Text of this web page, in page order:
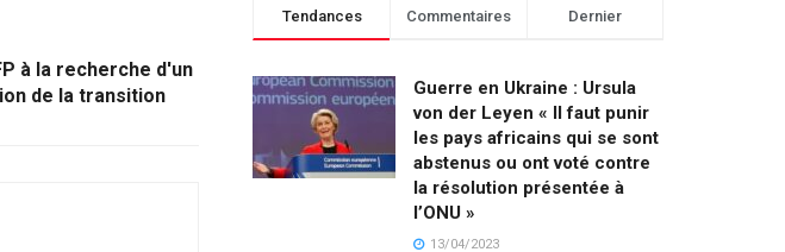
à la recherche d'un
de la transition
Tendances Commentaires Dernier
Guerre en Ukraine : Ursula
von der Leyen « Il faut punir
les pays africains qui se sont
abstenus ou ont voté contre
la résolution présentée à
l’ONU »
13/04/2023